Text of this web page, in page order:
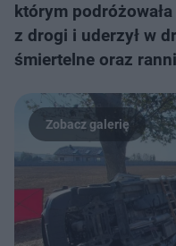
którym
z drogi i uderzył w
śmiertelne oraz